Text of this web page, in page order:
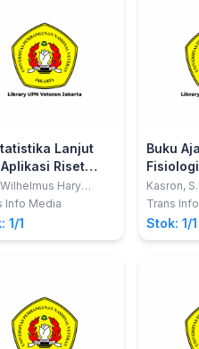
Lanjut
Riset
Medikal Bedah
Ilmu
dengan
Uji Beda,
SPSS)
Wilhelmus Hary
MM, IAI; Prof. Dr. M.
MAN
Info Media
1/1
Buku
Kasron,
Trans
Stok: 1/1